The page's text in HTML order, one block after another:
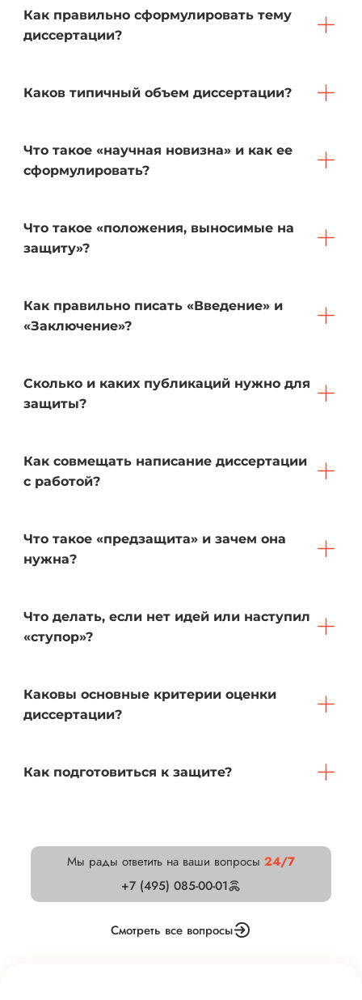
Как правильно сформулировать тему
диссертации?
Каков типичный объем диссертации?
Что такое «научная новизна» и как ее
сформулировать?
Что такое «положения, выносимые на
защиту»?
Как правильно писать «Введение» и
«Заключение»?
Сколько и каких публикаций нужно для
защиты?
Как совмещать написание диссертации
с работой?
Что такое «предзащита» и зачем она
нужна?
Что делать, если нет идей или наступил
«ступор»?
Каковы основные критерии оценки
диссертации?
Как подготовиться к защите?
Мы рады ответить на ваши вопросы 24/7
+7 (495) 085-00-01
Смотреть все вопросы